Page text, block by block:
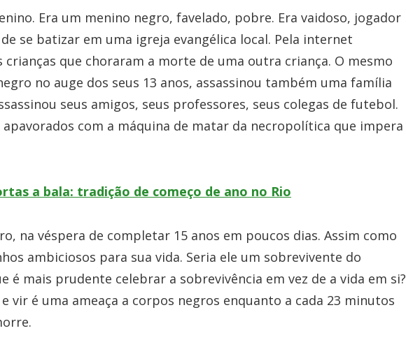
Era um menino negro, favelado, pobre. Era vaidoso, jogador
se batizar em uma igreja evangélica local. Pela internet
que choraram a morte de uma outra criança. O mesmo
no auge dos seus 13 anos, assassinou também uma família
seus amigos, seus professores, seus colegas de futebol.
com a máquina de matar da necropolítica que impera
a bala: tradição de começo de ano no Rio
na véspera de completar 15 anos em poucos dias. Assim como
ambiciosos para sua vida. Seria ele um sobrevivente do
é mais prudente celebrar a sobrevivência em vez de a vida em si?
vir é uma ameaça a corpos negros enquanto a cada 23 minutos